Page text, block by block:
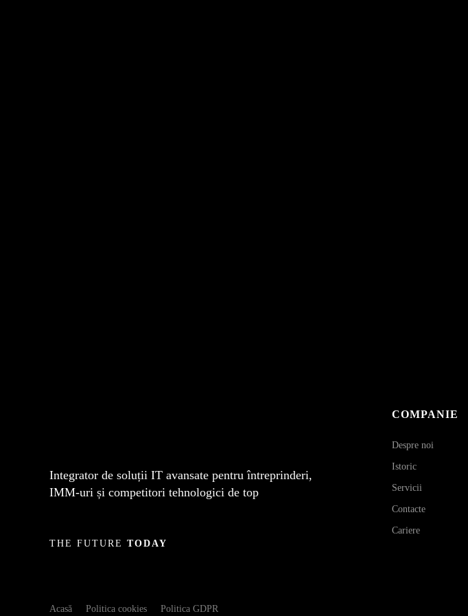
Integrator de soluții IT avansate pentru întreprinderi,
IMM-uri și competitori tehnologici de top
THE FUTURE TODAY
COMPANIE
Despre noi
Istoric
Servicii
Contacte
Cariere
Acasă Politica cookies Politica GDPR